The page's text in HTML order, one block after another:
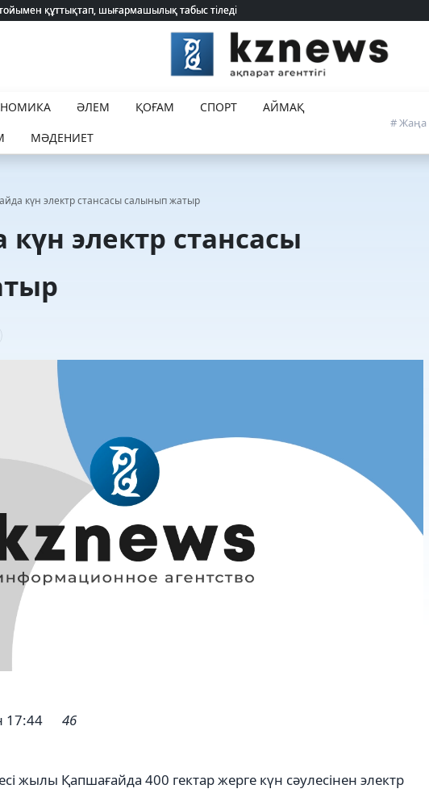
құттықтап, шығармашылық табыс тіледі
құттықтап, шығармашылық табыс тіледі
ӘЛЕМ ҚОҒАМ СПОРТ
АЙМАҚ
МӘДЕНИЕТ
# Жаңа
күн электр стансасы салынып жатыр
электр стансасы
17:44 46
жылы Қапшағайда 400 гектар жерге күн сәулесінен электр